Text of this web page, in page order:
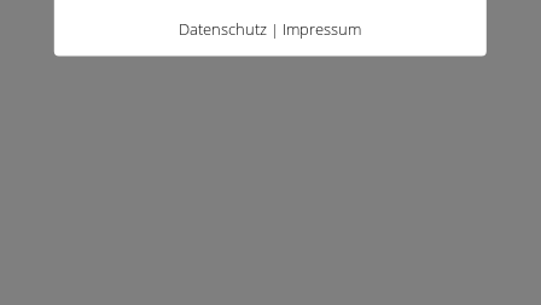
Datenschutz | Impressum